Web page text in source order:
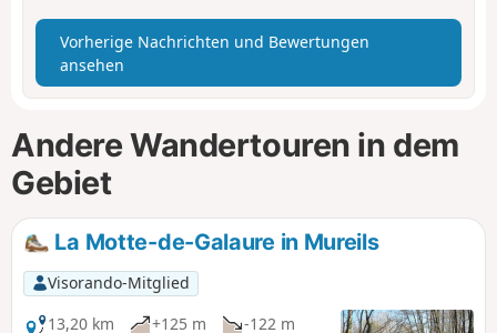
Vorherige Nachrichten und Bewertungen
ansehen
Andere Wandertouren in dem
Gebiet
La Motte-de-Galaure in Mureils
Visorando-Mitglied
13,20 km
+125 m
-122 m